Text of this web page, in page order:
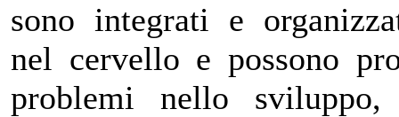
sono integrati e
nel cervello e possono
problemi nello sviluppo,